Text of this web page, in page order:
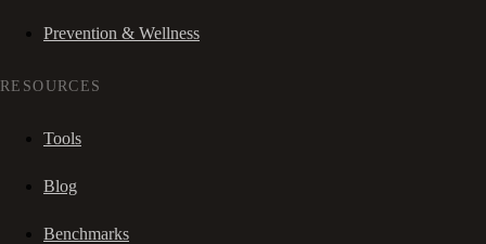
Prevention & Wellness
RESOURCES
Tools
Blog
Benchmarks